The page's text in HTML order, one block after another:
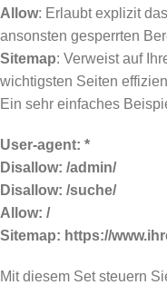
Allow: Erlaubt explizit
ansonsten gesperrten
Sitemap: Verweist auf
wichtigsten Seiten
Ein sehr einfaches
User-agent: *
Disallow: /admin/
Disallow: /suche/
Allow: /
Sitemap: https://
Mit diesem Set steuern